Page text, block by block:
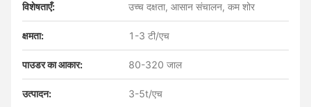
विशेषताएँ: उच्च दक्षता, आसान संचालन, कम शोर
क्षमता: 1-3 टी/एच
पाउडर का आकार: 80-320 जाल
उत्पादन: 3-5t/एच